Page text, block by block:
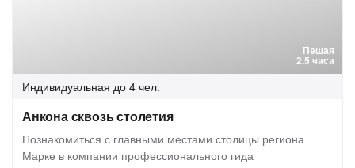
Пешая
2.5 часа
Индивидуальная до 4 чел.
Анкона сквозь столетия
Познакомиться с главными местами столицы региона
Марке в компании профессионального гида